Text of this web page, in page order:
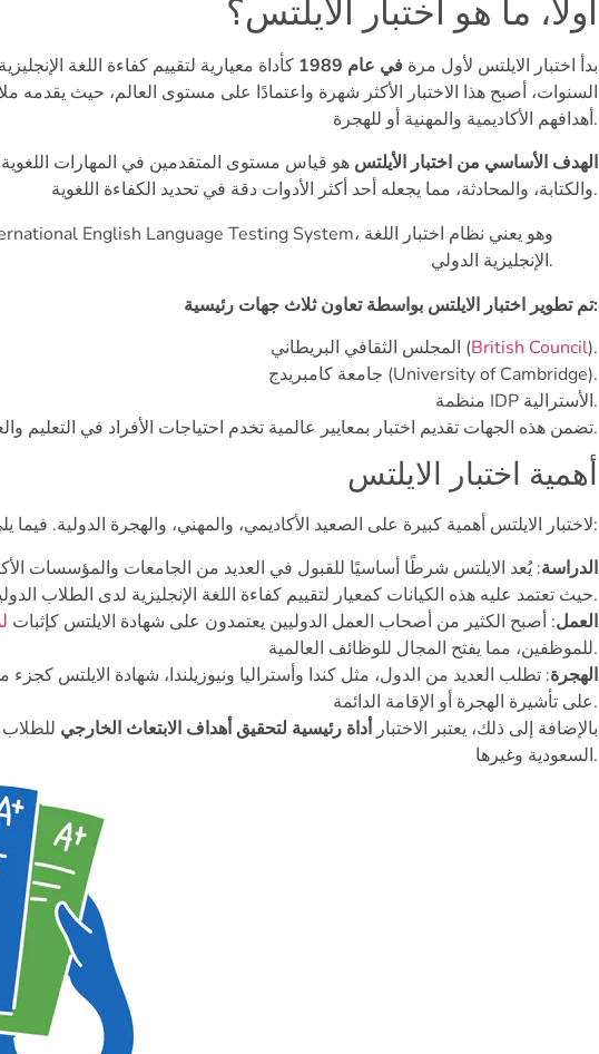
أولًا، ما هو اختبار الأيلتس؟
بدأ اختبار الايلتس لأول مرة في عام 1989
كأداة معيارية لتقييم كفاءة اللغة
السنوات، أصبح هذا الاختبار الأكثر شهرة واعتمادًا على مستوى العالم، حيث يقدمه
أهدافهم الأكاديمية والمهنية أو للهجرة.
الهدف الأساسي من اختبار الأيلتس هو قياس مستوى المتقدمين في المهارات اللغوية
والكتابة، والمحادثة، مما يجعله أحد أكثر الأدوات دقة في تحديد الكفاءة اللغوية.
الإنجليزية الدولي.
تم تطوير اختبار الايلتس بواسطة تعاون ثلاث جهات رئيسية:
المجلس الثقافي البريطاني (British Council).
جامعة كامبريدج (University of Cambridge).
منظمة IDP الأسترالية.
تضمن هذه الجهات تقديم اختبار بمعايير عالمية تخدم احتياجات الأفراد في التعليم والعمل والهجرة.
أهمية اختبار الايلتس
لاختبار الايلتس أهمية كبيرة على الصعيد الأكاديمي، والمهني، والهجرة الدولية. فيما يلي أبرز أدواره:
الدراسة: يُعد الايلتس شرطًا أساسيًا للقبول في العديد من الجامعات والمؤسسات
حيث تعتمد عليه هذه الكيانات كمعيار لتقييم كفاءة اللغة الإنجليزية لدى الطلاب الدوليين قبل قبولهم.
العمل: أصبح الكثير من أصحاب العمل الدوليين يعتمدون على شهادة الايلتس كإثبات
للموظفين، مما يفتح المجال للوظائف العالمية.
الهجرة: تطلب العديد من الدول، مثل كندا وأستراليا ونيوزيلندا، شهادة الايلتس
على تأشيرة الهجرة أو الإقامة الدائمة.
بالإضافة إلى ذلك، يعتبر الاختبار أداة رئيسية لتحقيق أهداف الابتعاث الخارجي للطلاب
السعودية وغيرها.